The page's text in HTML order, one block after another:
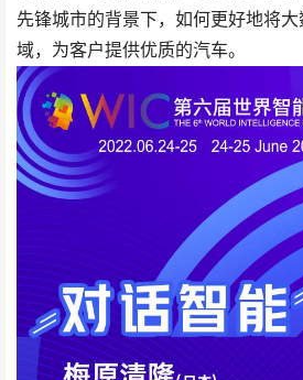
先锋城市的背景下，如何更好地将
域，为客户提供优质的汽车。